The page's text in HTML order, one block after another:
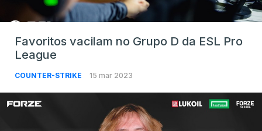
Favoritos vacilam no Grupo D da ESL Pro
League
COUNTER-STRIKE 15 mar 2023